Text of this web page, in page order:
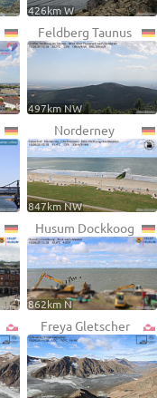
426km W
Feldberg Taunus
497km NW
Norderney
847km NW
Husum Dockkoog
862km N
Freya Gletscher